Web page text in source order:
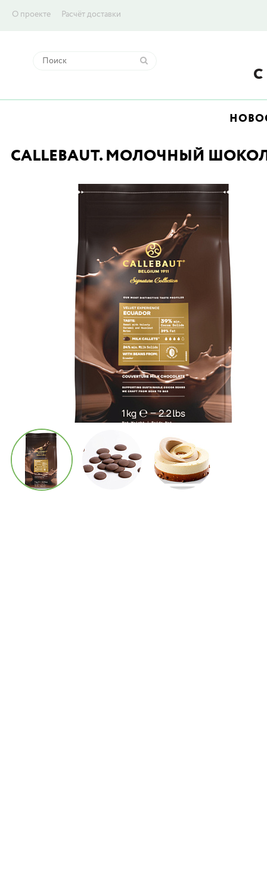
О проекте Расчёт доставки
CALLEBAUT. МОЛОЧНЫЙ